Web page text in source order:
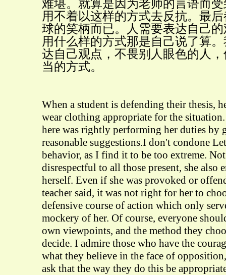
难堪。就算是因为老师的言语而
用不着以这样的方式去反抗。最
球的笑柄而已。人需要表达自己
用什么样的方式那是自己说了算
达自己观点，不畏别人眼色的人
当的方式。
When a student is defending their thesis,
wear clothing appropriate for the
here was rightly performing her duties by
reasonable suggestions.I don't condone
behavior, as I find it to be too extreme.
disrespectful to all those present, she also
herself. Even if she was provoked or
teacher said, it was not right for her to
defensive course of action which only
mockery of her. Of course, everyone
own viewpoints, and the method they
decide. I admire those who have the
what they believe in the face of
ask that the way they do this be